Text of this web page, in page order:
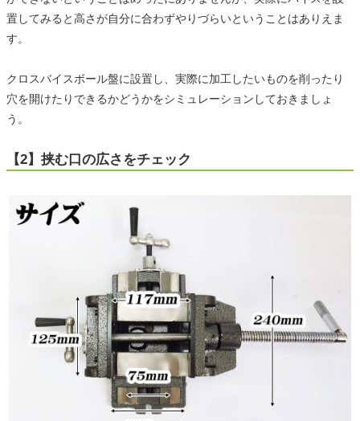
置してみると高さが自分に合わずやりづらいということはありえま
す。
クロスバイスボール盤に設置し、実際に加工したいものを削ったり
穴を開けたりできるかどうかをシミュレーションしておきましょ
う。
【2】挟む口の広さをチェック